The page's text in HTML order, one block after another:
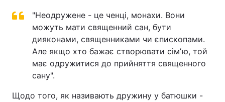
"Неодружене - це ченці, монахи. Вони
можуть мати священний сан, бути
дияконами, священниками чи єпископами.
Але якщо хто бажає створювати сімʼю, той
має одружитися до прийняття священного
сану".
Щодо того, як називають дружину у батюшки -